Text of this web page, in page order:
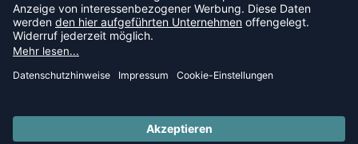
NEWSLETTER